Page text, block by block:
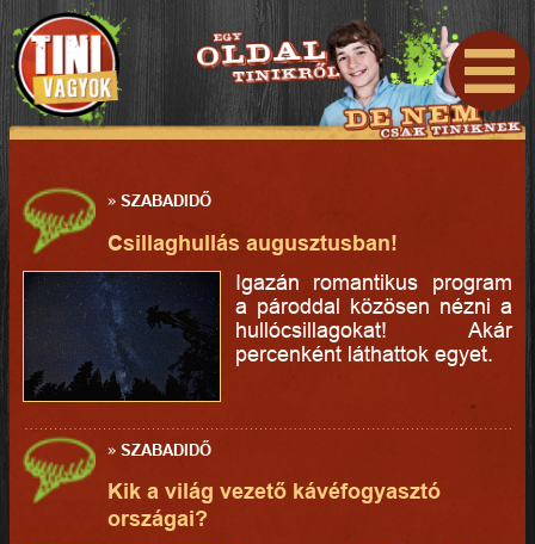
»SZABADIDŐ
Csillaghullás augusztusban!
Igazán romantikus program
a pároddal közösen nézni a
hullócsillagokat! Akár
percenként láthattok egyet.
»SZABADIDŐ
Kik a világ vezető kávéfogyasztó
országai?